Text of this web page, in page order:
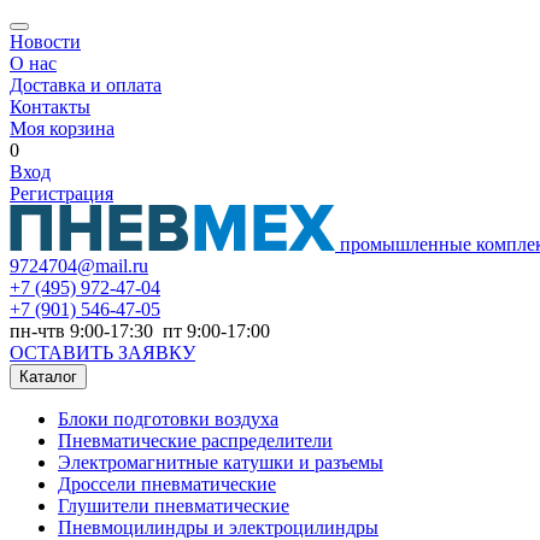
Новости
О нас
Доставка и оплата
Контакты
Моя корзина
0
Вход
Регистрация
промышленные
9724704@mail.ru
+7 (495) 972-47-04
+7 (901) 546-47-05
пн-чтв 9:00-17:30 пт 9:00-17:00
ОСТАВИТЬ ЗАЯВКУ
Каталог
Блоки подготовки воздуха
Пневматические распределители
Электромагнитные катушки и разъемы
Дроссели пневматические
Глушители пневматические
Пневмоцилиндры и электроцилиндры